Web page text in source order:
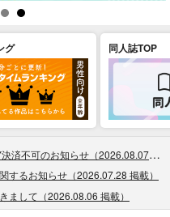
グ 同人誌TOP
不可のお知らせ（2026.08.07 掲載）
するお知らせ（2026.07.28 掲載）
まして（2026.08.06 掲載）